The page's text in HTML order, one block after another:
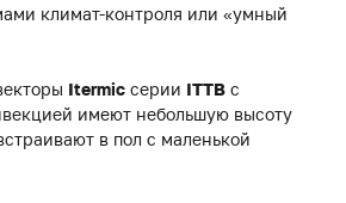
климат-контроля или «умный
Itermic серии ITTB с
имеют небольшую высоту
в пол с маленькой